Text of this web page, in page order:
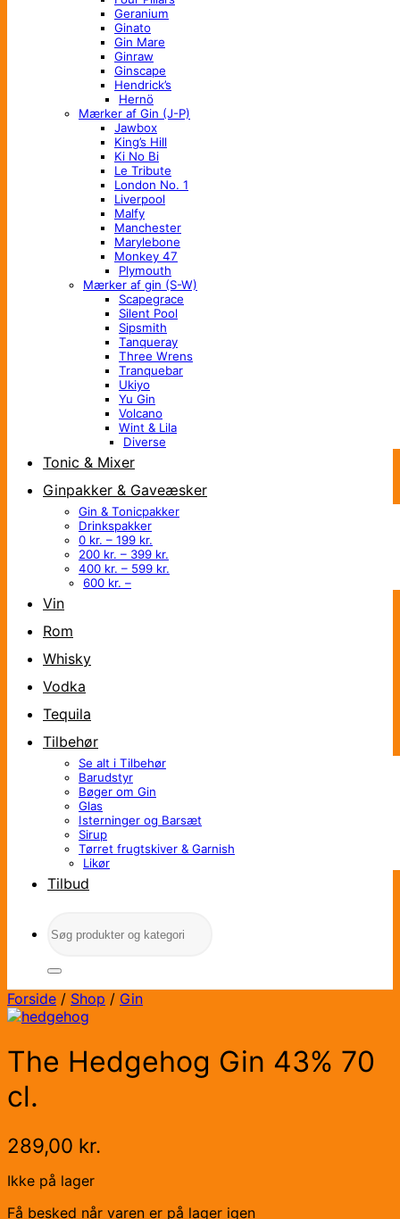
Geranium
Ginato
Gin Mare
Ginraw
Ginscape
Hendrick’s
Hernö
Mærker af Gin (J-P)
Jawbox
King’s Hill
Ki No Bi
Le Tribute
London No. 1
Liverpool
Malfy
Manchester
Marylebone
Monkey 47
Plymouth
Mærker af gin (S-W)
Scapegrace
Silent Pool
Sipsmith
Tanqueray
Three Wrens
Tranquebar
Ukiyo
Yu Gin
Volcano
Wint & Lila
Diverse
Tonic & Mixer
Ginpakker & Gaveæsker
Gin & Tonicpakker
Drinkspakker
0 kr. – 199 kr.
200 kr. – 399 kr.
400 kr. – 599 kr.
600 kr. –
Vin
Rom
Whisky
Vodka
Tequila
Tilbehør
Se alt i Tilbehør
Barudstyr
Bøger om Gin
Glas
Isterninger og Barsæt
Sirup
Tørret frugtskiver & Garnish
Likør
Tilbud
efter:
Forside / Shop / Gin
The Hedgehog Gin 43% 70
cl.
289,00 kr.
Ikke på lager
Få besked når varen er på lager igen